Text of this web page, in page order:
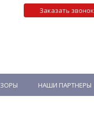
Заказать звонок
НАШИ ПАРТНЕРЫ